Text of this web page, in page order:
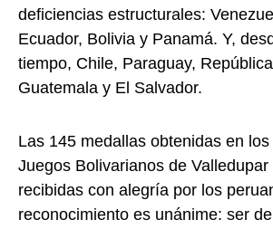
deficiencias estructurales:
Ecuador, Bolivia y Panamá. Y,
tiempo, Chile, Paraguay,
Guatemala y El Salvador.
Las 145 medallas obtenidas en
Juegos Bolivarianos de
recibidas con alegría por los
reconocimiento es unánime: ser